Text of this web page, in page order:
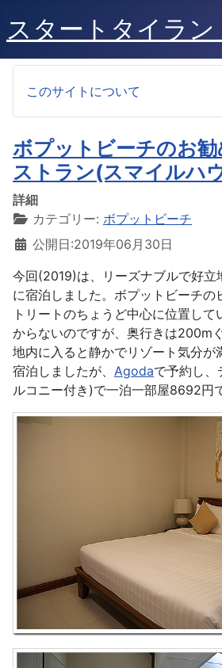
スタートタイラン
このサイトについて
ボプットビーチのお
ストラン(スマイルハ
詳細
カテゴリー: ボプットビーチ
公開日:2019年06月30日
今回(2019)は、リーズナブルで好立
に宿泊しました。ボプットビーチの
トリートのちょうど中心に位置し
からないのですが、奥行きは200m
地内に入ると静かでリゾート気分
宿泊しましたが、 Agodaで予約し、
ルコニー付き)で一泊一部屋8692円